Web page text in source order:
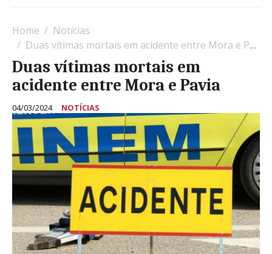
Home
Notícias
Duas vítimas mortais em acidente entre Mora e Pavia
Duas vítimas mortais em
acidente entre Mora e Pavia
04/03/2024 NOTÍCIAS